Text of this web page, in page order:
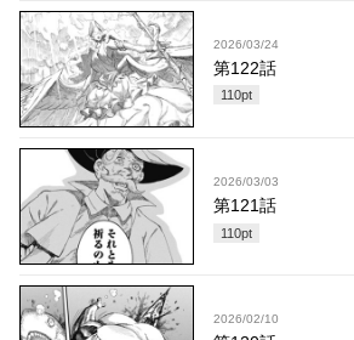
2026/03/24
第122話
110pt
2026/03/03
第121話
110pt
2026/02/10